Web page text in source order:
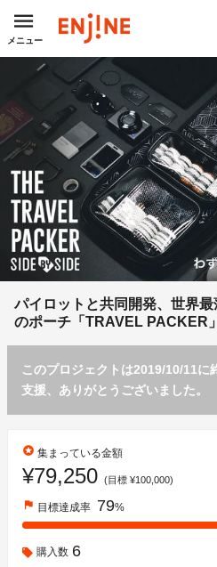
メニュー
パイロットと共同開発、世界
のポーチ「TRAVEL PACKER」
このプロジェクトは2019/10/11に
支援、ありがとうございました。
stars 集まっている金額
¥79,250 (目標 ¥100,000)
flag 目標達成率 79%
購入数 6